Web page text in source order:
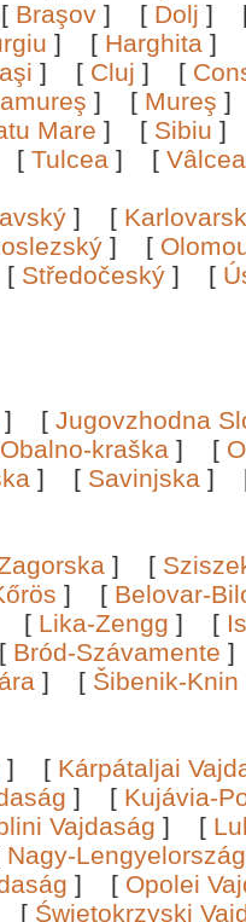
[ Braşov ] [ Dolj ]
] [ Harghita ]
] [ Cluj ] [
] [ Mureş
Mare ] [ Sibiu
[ Tulcea ] [
] [
] [
[ Středočeský ] [
] [ Jugovzhodna
Obalno-kraška ] [
] [ Savinjska ]
] [
] [ Belovar-
[ Lika-Zengg ] [
[ Bród-Szávamente
] [ Šibenik-Knin
] [ Kárpátaljai
] [ Kujávia-
Vajdaság ] [
Nagy-
] [ Opolei
[ Świętokrzyski